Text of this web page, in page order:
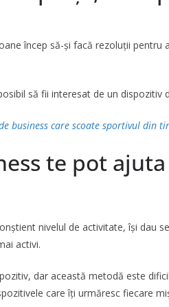
încep să-și facă rezoluții
să fii interesat de un dispozitiv
business care scoate sportivul din
te pot
nivelul de activitate, își dau
activi.
dar această metodă este
care îți urmăresc fiecare